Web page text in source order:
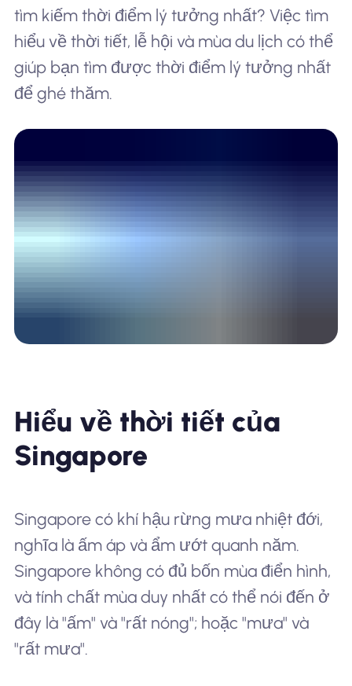
tìm kiếm thời điểm lý tưởng nhất? Việc tìm
hiểu về thời tiết, lễ hội và mùa du lịch có thể
giúp bạn tìm được thời điểm lý tưởng nhất
để ghé thăm.
Hiểu về thời tiết của
Singapore
Singapore có khí hậu rừng mưa nhiệt đới,
nghĩa là ấm áp và ẩm ướt quanh năm.
Singapore không có đủ bốn mùa điển hình,
và tính chất mùa duy nhất có thể nói đến ở
đây là "ấm" và "rất nóng"; hoặc "mưa" và
"rất mưa".